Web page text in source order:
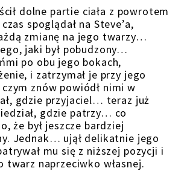
dolne partie ciała z powrotem
spoglądał na Steve’a,
zmianę na jego twarzy…
jaki był pobudzony…
po obu jego bokach,
i zatrzymał je przy jego
znów powiódł nimi w
gdzie przyjaciel… teraz już
gdzie patrzy… co
że był jeszcze bardziej
Jednak… ujął delikatnie jego
mu się z niższej pozycji i
twarz naprzeciwko własnej.